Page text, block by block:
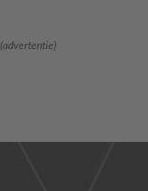
(advertentie)